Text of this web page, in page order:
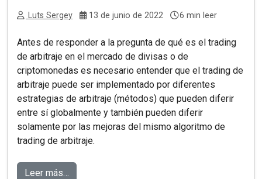
Luts Sergey 13 de junio de 2022 6 min leer
Antes de responder a la pregunta de qué es el trading
de arbitraje en el mercado de divisas o de
criptomonedas es necesario entender que el trading de
arbitraje puede ser implementado por diferentes
estrategias de arbitraje (métodos) que pueden diferir
entre sí globalmente y también pueden diferir
solamente por las mejoras del mismo algoritmo de
trading de arbitraje.
Leer más…